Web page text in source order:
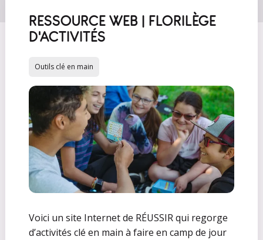
RESSOURCE WEB | FLORILÈGE
D'ACTIVITÉS
Outils clé en main
Voici un site Internet de RÉUSSIR qui regorge
d’activités clé en main à faire en camp de jour